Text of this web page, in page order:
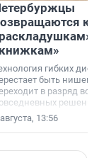
к
гибких
быть
в разряд
13:56